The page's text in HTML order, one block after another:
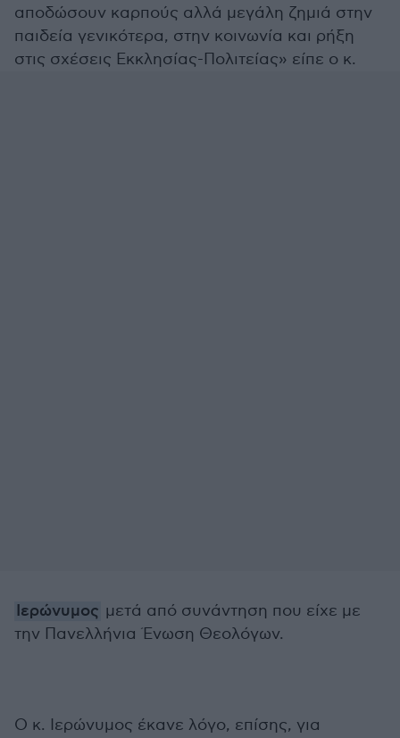
αποδώσουν καρπούς αλλά μεγάλη ζημιά στην
παιδεία γενικότερα, στην κοινωνία και ρήξη
στις σχέσεις Εκκλησίας-Πολιτείας» είπε ο κ.
Ιερώνυμος μετά από συνάντηση που είχε με
την Πανελλήνια Ένωση Θεολόγων.
Ο κ. Ιερώνυμος έκανε λόγο, επίσης, για